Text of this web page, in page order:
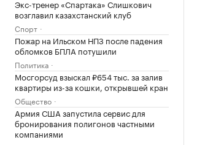
Экс-тренер «Спартака» Слишкович
возглавил казахстанский клуб
Спорт
Пожар на Ильском НПЗ после падения
обломков БПЛА потушили
Политика
Мосгорсуд взыскал ₽654 тыс. за залив
квартиры из-за кошки, открывшей кран
Общество
Армия США запустила сервис для
бронирования полигонов частными
компаниями